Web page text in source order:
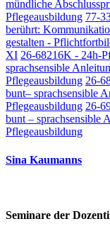
mündliche
Pflegeausbildung 77-
berührt:
gestalten -
XI 26-68216K - 24h-
sprachsensible
Pflegeausbildung 26-
bunt– sprachsensible
Pflegeausbildung 26-
bunt – sprachsensible
Pflegeausbildung
Sina Kaumanns
Seminare der